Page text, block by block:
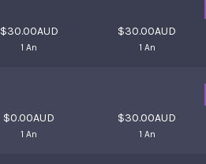
$30.00AUD
1 An
$30.00AUD
1 An
$0.00AUD
1 An
$30.00AUD
1 An